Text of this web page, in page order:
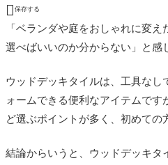
 保存する
「ベランダや庭をおしゃれに変
選べばいいのか分からない」と感
ウッドデッキタイルは、工具なし
ォームできる便利なアイテムです
ど選ぶポイントが多く、初めての
結論からいうと、ウッドデッキタ